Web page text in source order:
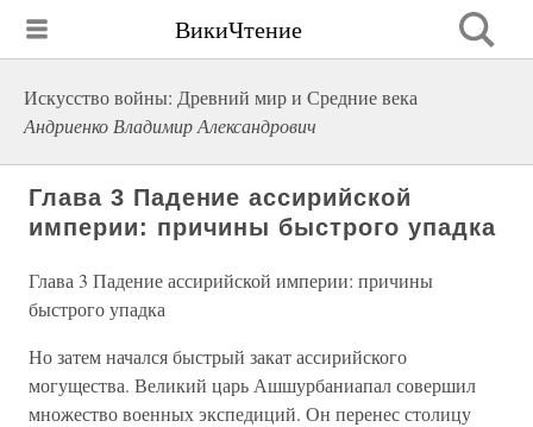
ВикиЧтение
Искусство войны: Древний мир и Средние века
Андриенко Владимир Александрович
Глава 3 Падение ассирийской
империи: причины быстрого упадка
Глава 3 Падение ассирийской империи: причины
быстрого упадка
Но затем начался быстрый закат ассирийского
могущества. Великий царь Ашшурбаниапал совершил
множество военных экспедиций. Он перенес столицу